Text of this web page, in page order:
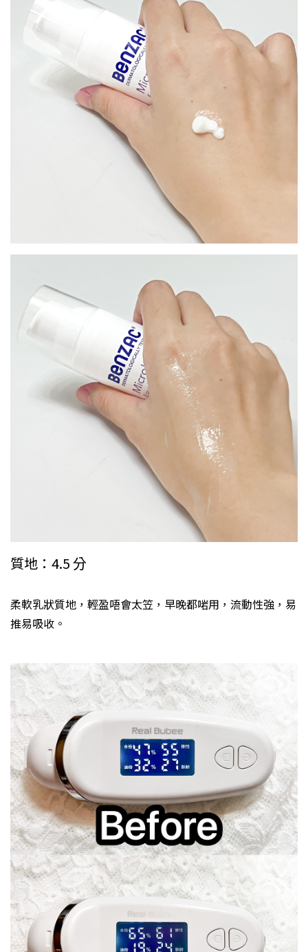
質地：4.5 分
柔軟乳狀質地，輕盈唔會太笠，早晚都啱用，流動性強，易
推易吸收。